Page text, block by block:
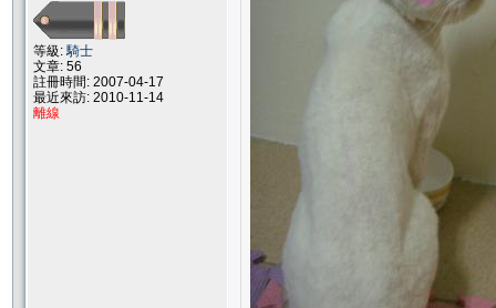
等級: 騎士
文章: 56
註冊時間: 2007-04-17
最近來訪: 2010-11-14
離線